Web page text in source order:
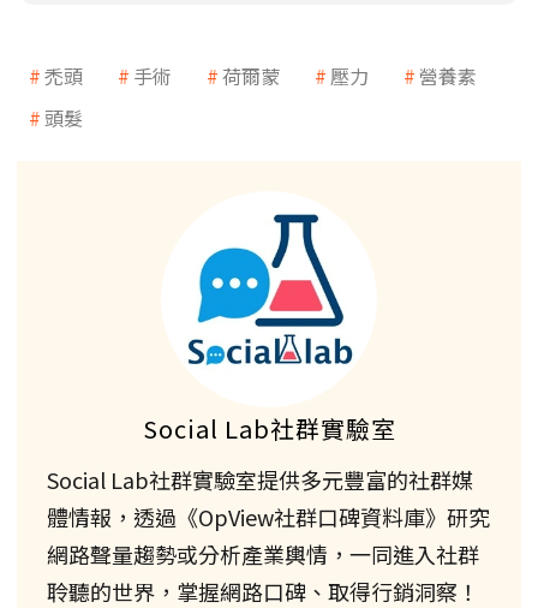
禿頭 手術 荷爾蒙 壓力
營養素
頭髮
Social Lab社群實驗室
Social Lab社群實驗室提供多元豐富的社群媒
體情報，透過《OpView社群口碑資料庫》研究
網路聲量趨勢或分析產業輿情，一同進入社群
聆聽的世界，掌握網路口碑、取得行銷洞察！